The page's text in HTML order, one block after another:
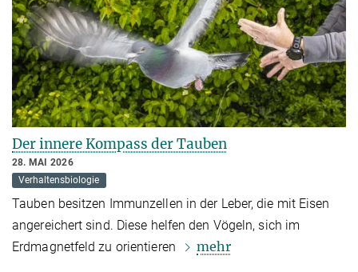
Der innere Kompass der Tauben
28. MAI 2026
Verhaltensbiologie
Tauben besitzen Immunzellen in der Leber, die mit Eisen
angereichert sind. Diese helfen den Vögeln, sich im
Erdmagnetfeld zu orientieren
mehr